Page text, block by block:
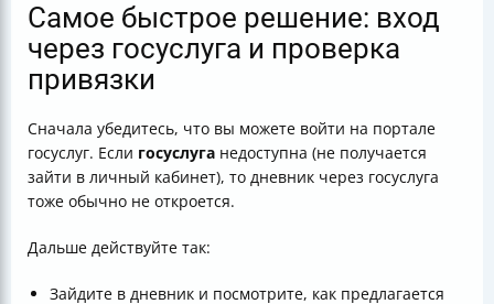
Самое быстрое решение: вход
через госуслуга и проверка
привязки
Сначала убедитесь, что вы можете войти на портале
госуслуг. Если госуслуга недоступна (не получается
зайти в личный кабинет), то дневник через госуслуга
тоже обычно не откроется.
Дальше действуйте так:
Зайдите в дневник и посмотрите, как предлагается